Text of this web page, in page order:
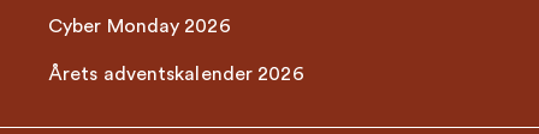
Cyber Monday 2026
Årets adventskalender 2026